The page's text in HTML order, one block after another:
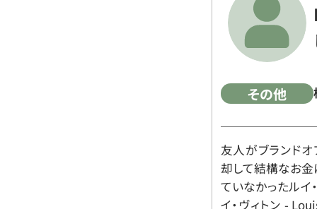
その他
友人がブランド
却して結構なお金
ていなかったルイ
イ・ヴィトン -